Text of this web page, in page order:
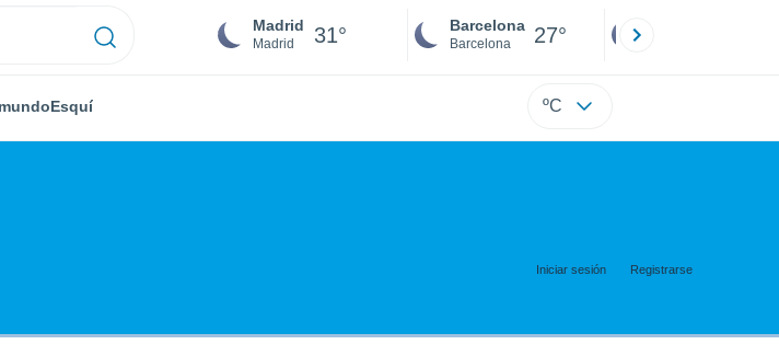
Madrid
Madrid 31° Barcelona
Barcelona 27°
Esquí ºC
Iniciar sesión Registrarse